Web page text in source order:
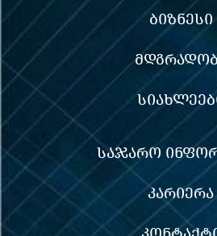
ᲑᲘᲖᲜᲔᲡᲘ
ᲡᲐᲯᲐᲠᲝ
ᲙᲐᲠᲘᲔᲠᲐ